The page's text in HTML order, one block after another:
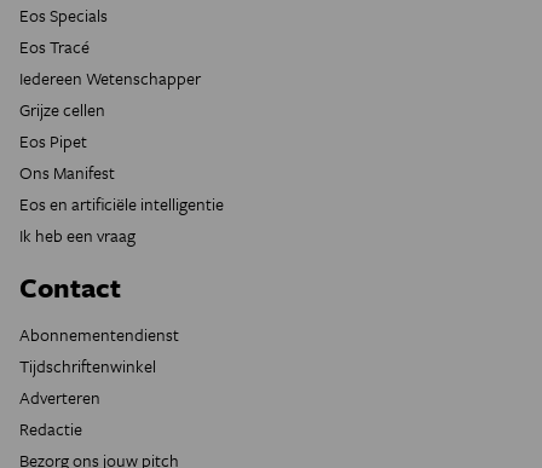
Eos Specials
Eos Tracé
Iedereen Wetenschapper
Grijze cellen
Eos Pipet
Ons Manifest
Eos en artificiële intelligentie
Ik heb een vraag
Contact
Abonnementendienst
Tijdschriftenwinkel
Adverteren
Redactie
Bezorg ons jouw pitch